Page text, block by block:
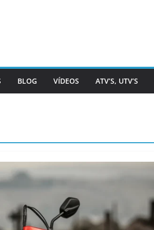
BLOG VÍDEOS ATV’S, UTV’S